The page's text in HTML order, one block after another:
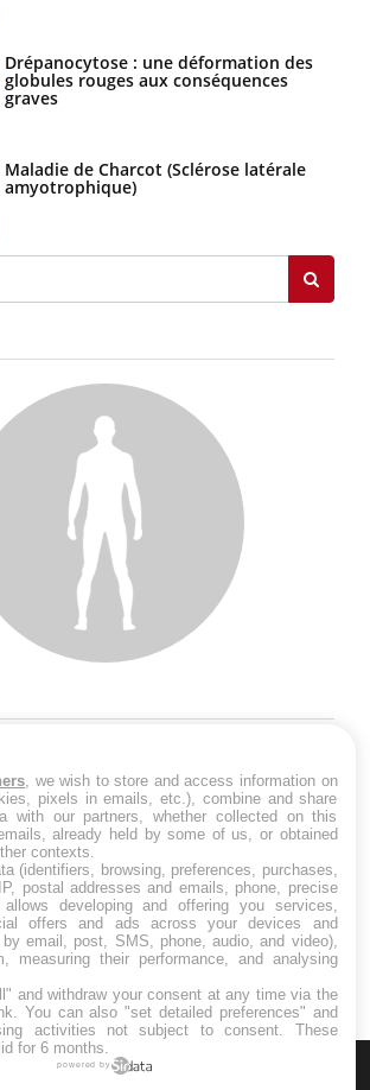
Drépanocytose : une déformation des
globules rouges aux conséquences
graves
Maladie de Charcot (Sclérose latérale
amyotrophique)
métatarsalgies à 90 % liées à problème
d’appui
Mauvaise haleine : il faut améliorer
l’hygiène bucco-dentaire
, we wish to store and access information on
pixels in emails, etc.), combine and share
with our partners, whether collected on this
already held by some of us, or obtained
contexts.
(identifiers, browsing, preferences, purchases,
postal addresses and emails, phone, precise
developing and offering you services,
offers and ads across your devices and
email, post, SMS, phone, audio, and video),
measuring their performance, and analysing
and withdraw your consent at any time via the
. You can also "set detailed preferences" and
activities not subject to consent. These
for 6 months.
powered by